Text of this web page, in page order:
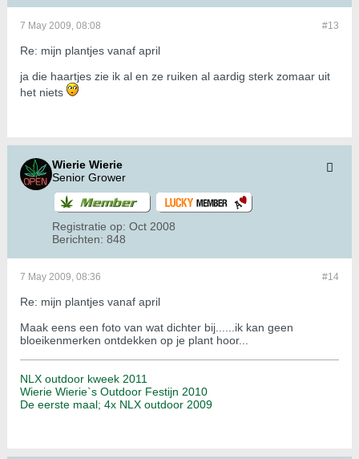
#13
7 May 2009, 08:08
Re: mijn plantjes vanaf april
ja die haartjes zie ik al en ze ruiken al aardig sterk zomaar uit
het niets
Wierie Wierie
Senior Grower
Registratie op: Oct 2008
Berichten: 848
#14
7 May 2009, 08:36
Re: mijn plantjes vanaf april
Maak eens een foto van wat dichter bij......ik kan geen
bloeikenmerken ontdekken op je plant hoor...
NLX outdoor kweek 2011
Wierie Wierie`s Outdoor Festijn 2010
De eerste maal; 4x NLX outdoor 2009